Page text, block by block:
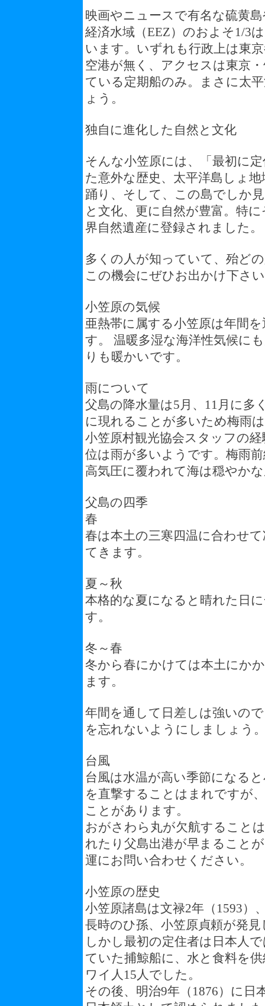
映画やニュースで有名な硫黄
経済水域（EEZ）のおよそ1/3
います。いずれも行政上は東
空港が無く、アクセスは東京
ている定期船のみ。まさに太
ょう。
独自に進化した自然と文化
そんな小笠原には、「最初に
た意外な歴史、太平洋島しょ
踊り、そして、この島でしか
と文化、更に自然が豊富。特
界自然遺産に登録されました。
多くの人が知っていて、殆ど
この機会にぜひお出かけ下さ
小笠原の気候
亜熱帯に属する小笠原は年間
す。 温暖多湿な海洋性気候に
りも暖かいです。
雨について
父島の降水量は5月、11月に多
に現れることが多いため梅雨
小笠原村観光協会スタッフの
位は雨が多いようです。梅雨
高気圧に覆われて海は穏やか
父島の四季
春
春は本土の三寒四温に合わせ
てきます。
夏～秋
本格的な夏になると晴れた日
す。
冬～春
冬から春にかけては本土にか
ます。
年間を通して日差しは強いの
を忘れないようにしましょう
台風
台風は水温が高い季節になる
を直撃することはまれですが
ことがあります。
おがさわら丸が欠航すること
れたり父島出港が早まること
運にお問い合わせください。
小笠原の歴史
小笠原諸島は文禄2年（1593）
長時のひ孫、小笠原貞頼が発
しかし最初の定住者は日本人
ていた捕鯨船に、水と食料を
ワイ人15人でした。
その後、明治9年（1876）に